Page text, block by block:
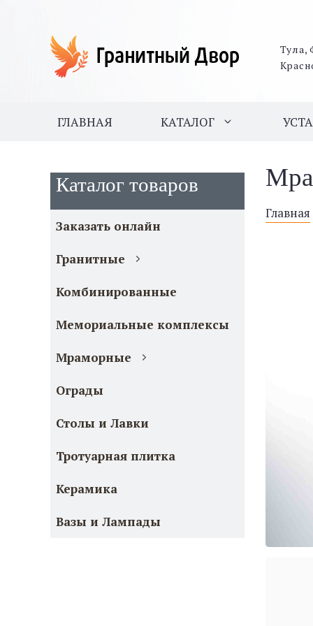
Тула,
ГЛАВНАЯ КАТАЛОГ
Каталог товаров
Заказать онлайн
Гранитные
Комбинированные
Мемориальные комплексы
Мраморные
Ограды
Столы и Лавки
Тротуарная плитка
Керамика
Вазы и Лампады
Главная